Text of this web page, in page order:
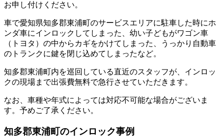
お申し付けください。
車で愛知県知多郡東浦町のサービスエリアに駐車した時にホ
ンダ車にインロックしてしまった、幼い子どもがワゴン車
（トヨタ）の中からカギをかけてしまった、うっかり自動車
のトランクに鍵を閉じ込めてしまったなど。
知多郡東浦町内を巡回している直近のスタッフが、インロッ
クの現場まで出張費無料で急行させていただきます。
なお、車種や年式によっては対応不可能な場合がございま
す。予めご了承ください。
知多郡東浦町のインロック事例